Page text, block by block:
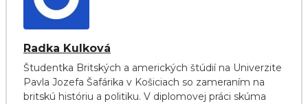
Radka Kulková
Študentka Britských a amerických štúdií na Univerzite
Pavla Jozefa Šafárika v Košiciach so zameraním na
britskú históriu a politiku. V diplomovej práci skúma